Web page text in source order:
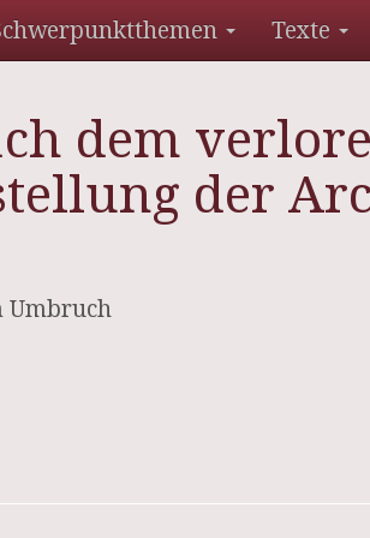
Texte
dem
der
Umbruch